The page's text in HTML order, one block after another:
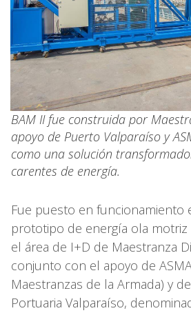
BAM II fue construida por
apoyo de Puerto Valparaíso y
como una solución
carentes de energía.
Fue puesto en funcionamiento
prototipo de energía ola
el área de I+D de Maestranza
conjunto con el apoyo de
Maestranzas de la Armada) y
Portuaria Valparaíso,